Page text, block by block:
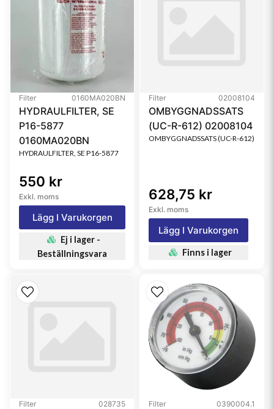
Filter 0160MA020BN
HYDRAULFILTER, SE
P16-5877
0160MA020BN
HYDRAULFILTER, SE P16-5877
550 kr
Exkl. moms
Lägg I Varukorgen
Ej i lager -
Beställningsvara
Filter 02008104
OMBYGGNADSSATS
(UC-R-612) 02008104
OMBYGGNADSSATS (UC-R-612)
628,75 kr
Exkl. moms
Lägg I Varukorgen
Finns i lager
Filter 028735 Filter 0390004.1